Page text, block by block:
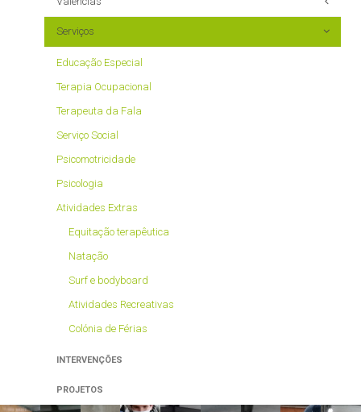
Apoios dos 0 aos 6 anos
A partir dos 7 anos
Centro de Atividades Ocupacionais
À Família
Serviços
Educação Especial
Terapia Ocupacional
Terapeuta da Fala
Serviço Social
Psicomotricidade
Psicologia
Atividades Extras
Equitação terapêutica
Natação
Surf e bodyboard
Atividades Recreativas
Colónia de Férias
INTERVENÇÕES
PROJETOS